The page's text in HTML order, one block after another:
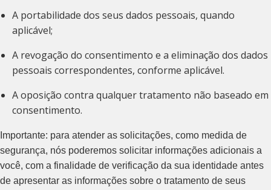
A portabilidade dos seus dados pessoais, quando
aplicável;
A revogação do consentimento e a eliminação dos dados
pessoais correspondentes, conforme aplicável.
A oposição contra qualquer tratamento não baseado em
consentimento.
Importante: para atender as solicitações, como medida de
segurança, nós poderemos solicitar informações adicionais a
você, com a finalidade de verificação da sua identidade antes
de apresentar as informações sobre o tratamento de seus